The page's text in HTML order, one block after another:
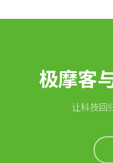
极摩客
让科技回